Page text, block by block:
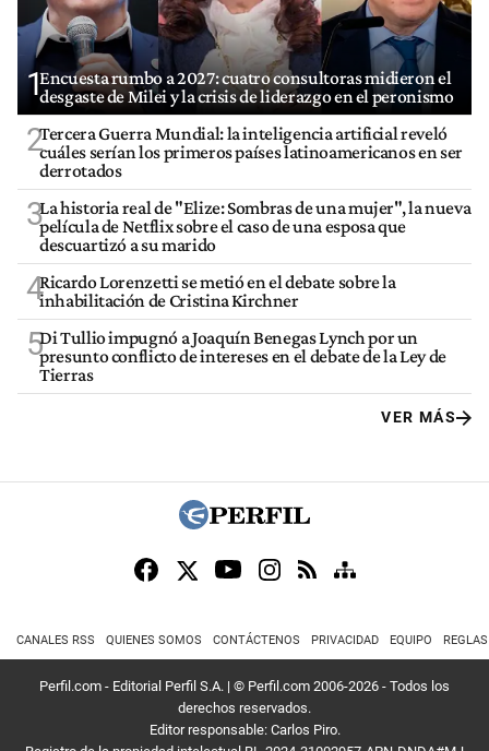
1Encuesta rumbo a 2027: cuatro consultoras midieron el
desgaste de Milei y la crisis de liderazgo en el peronismo
2Tercera Guerra Mundial: la inteligencia artificial reveló
cuáles serían los primeros países latinoamericanos en ser
derrotados
3La historia real de "Elize: Sombras de una mujer", la nueva
película de Netflix sobre el caso de una esposa que
descuartizó a su marido
4Ricardo Lorenzetti se metió en el debate sobre la
inhabilitación de Cristina Kirchner
5Di Tullio impugnó a Joaquín Benegas Lynch por un
presunto conflicto de intereses en el debate de la Ley de
Tierras
VER MÁS
CANALES RSS QUIENES SOMOS CONTÁCTENOS PRIVACIDAD EQUIPO
Perfil.com - Editorial Perfil S.A. | © Perfil.com 2006-2026 - Todos los
derechos reservados.
Editor responsable: Carlos Piro.